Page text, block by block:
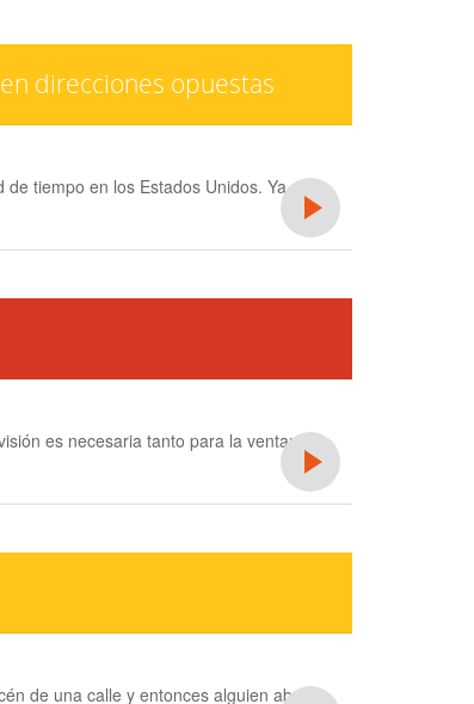
direcciones opuestas
tiempo en los Estados Unidos. Ya sea
es necesaria tanto para la ventanilla
de una calle y entonces alguien abre la